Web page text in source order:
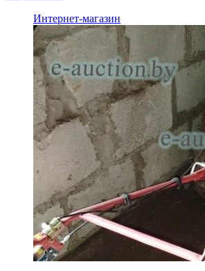
Интернет-магазин